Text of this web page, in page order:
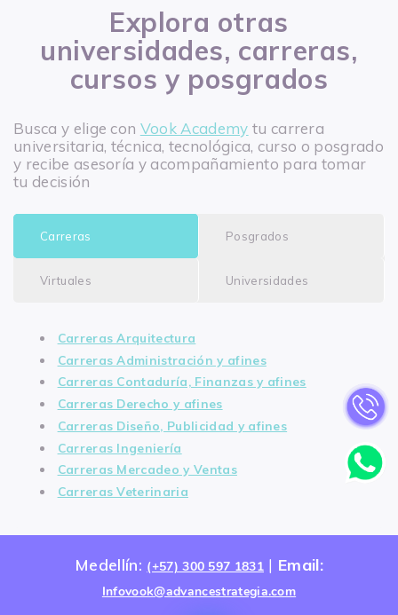
Explora otras
universidades, carreras,
cursos y posgrados
Busca y elige con Vook Academy tu carrera
universitaria, técnica, tecnológica, curso o posgrado
y recibe asesoría y acompañamiento para tomar
tu decisión
Carreras Posgrados
Virtuales Universidades
Carreras Arquitectura
Carreras Administración y afines
Carreras Contaduría, Finanzas y afines
Carreras Derecho y afines
Carreras Diseño, Publicidad y afines
Carreras Ingeniería
Carreras Mercadeo y Ventas
Carreras Veterinaria
Posgrados Arquitectura
Posgrados Administración y afines
Programas virtuales Administración y afines
Programas virtuales Ciencias Sociales y
Posgrados UPB virtual
Carreras universitarias, cursos y posgrados
Medellín: (+57) 300 597 1831 | Email:
Infovook@advancestrategia.com